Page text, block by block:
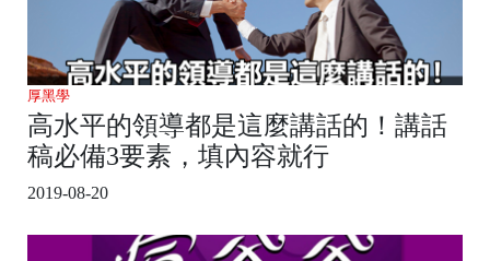
厚黑學
高水平的領導都是這麼講話的！講話
稿必備3要素，填內容就行
2019-08-20